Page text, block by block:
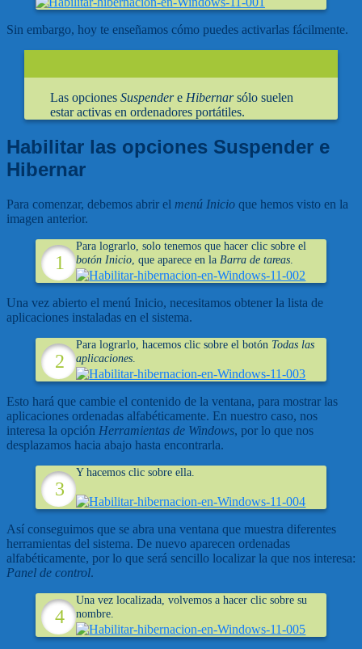
Sin embargo, hoy te enseñamos cómo puedes activarlas fácilmente.
Las opciones Suspendere Hibernarsólo suelen
estar activas en ordenadores portátiles.
Habilitar las opciones Suspender e
Hibernar
Para comenzar, debemos abrir el menú Inicio que hemos visto en la
imagen anterior.
Para lograrlo, solo tenemos que hacer clic sobre el
botón Inicio, que aparece en laBarra de tareas.
Una vez abierto el menú Inicio, necesitamos obtener la lista de
aplicaciones instaladas en el sistema.
Para lograrlo, hacemos clic sobre el botón Todas las
aplicaciones.
Esto hará que cambie el contenido de la ventana, para mostrar las
aplicaciones ordenadas alfabéticamente. En nuestro caso, nos
interesa la opción Herramientas de Windows, por lo que nos
desplazamos hacia abajo hasta encontrarla.
Y hacemos clic sobre ella.
Así conseguimos que se abra una ventana que muestra diferentes
herramientas del sistema. De nuevo aparecen ordenadas
alfabéticamente, por lo que será sencillo localizar la que nos interesa:
Panel de control.
Una vez localizada, volvemos a hacer clic sobre su
nombre.